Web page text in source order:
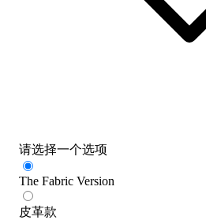
请选择一个选项
The Fabric Version
皮革款